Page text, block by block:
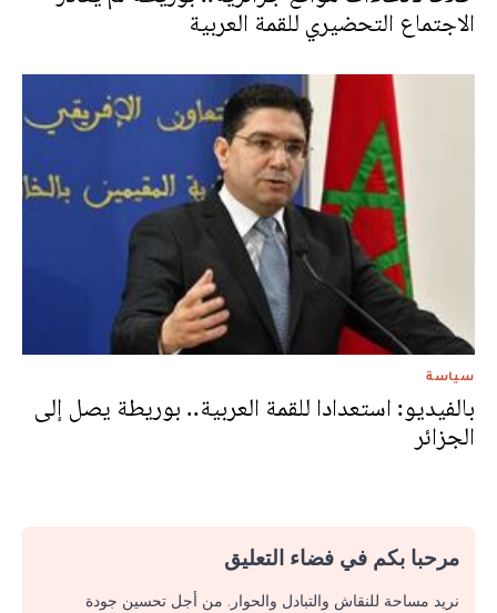
الاجتماع التحضيري للقمة العربية
سياسة
بالفيديو: استعدادا للقمة العربية.. بوريطة يصل إلى
الجزائر
مرحبا بكم في فضاء التعليق
نريد مساحة للنقاش والتبادل والحوار. من أجل تحسين جودة